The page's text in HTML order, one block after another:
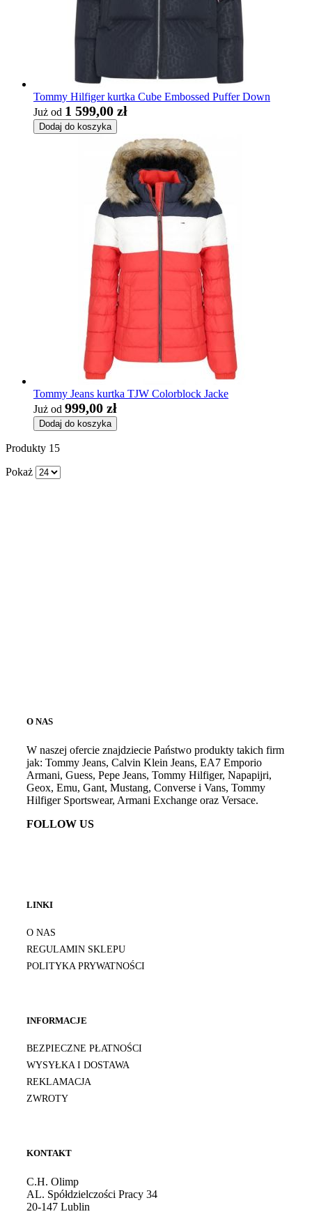
Tommy Hilfiger kurtka Cube Embossed Puffer Down
Już od 1 599,00 zł
Dodaj do koszyka
Tommy Jeans kurtka TJW Colorblock Jacke
Już od 999,00 zł
Dodaj do koszyka
Produkty 15
Pokaż
O NAS
W naszej ofercie znajdziecie Państwo produkty takich firm
jak: Tommy Jeans, Calvin Klein Jeans, EA7 Emporio
Armani, Guess, Pepe Jeans, Tommy Hilfiger, Napapijri,
Geox, Emu, Gant, Mustang, Converse i Vans, Tommy
Hilfiger Sportswear, Armani Exchange oraz Versace.
FOLLOW US
LINKI
O NAS
REGULAMIN SKLEPU
POLITYKA PRYWATNOŚCI
INFORMACJE
BEZPIECZNE PŁATNOŚCI
WYSYŁKA I DOSTAWA
REKLAMACJA
ZWROTY
KONTAKT
C.H. Olimp
AL. Spółdzielczości Pracy 34
20-147 Lublin